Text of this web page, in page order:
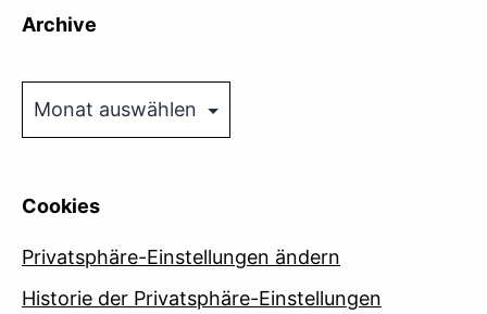
Archive
Cookies
Privatsphäre-Einstellungen ändern
Historie der Privatsphäre-Einstellungen